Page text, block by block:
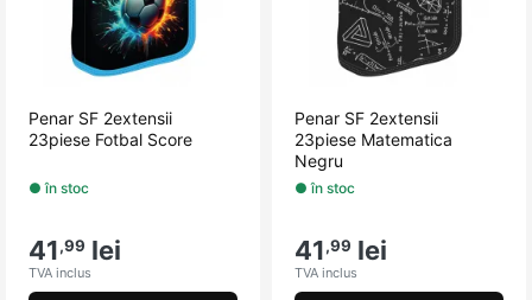
Penar SF 2extensii
23piese Fotbal Score
● în stoc
41,99 lei
TVA inclus
Penar SF 2extensii
23piese Matematica
Negru
● în stoc
41,99 lei
TVA inclus